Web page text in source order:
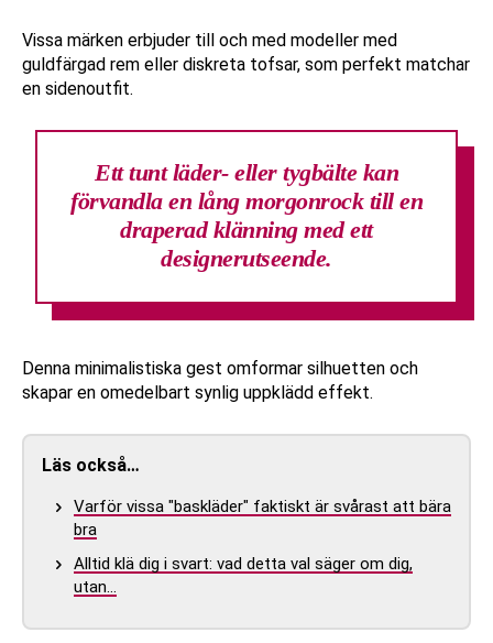
Vissa märken erbjuder till och med modeller med
guldfärgad rem eller diskreta tofsar, som perfekt matchar
en sidenoutfit.
Ett tunt läder- eller tygbältekan
förvandla en lång morgonrock till en
draperad klänning med ett
designerutseende.
Denna minimalistiska gest omformar silhuetten och
skapar en omedelbart synlig uppklädd effekt.
Läs också…
Varför vissa "baskläder" faktiskt är svårast att bära
bra
Alltid klä dig i svart: vad detta val säger om dig,
utan…